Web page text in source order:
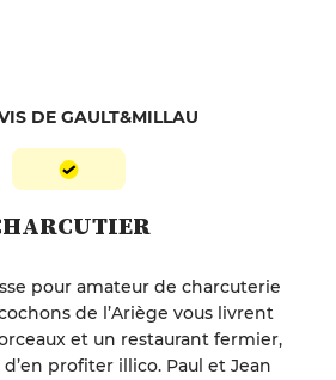
DE GAULT&MILLAU
pour amateur de charcuterie
de l’Ariège vous livrent
et un restaurant fermier,
profiter illico. Paul et Jean